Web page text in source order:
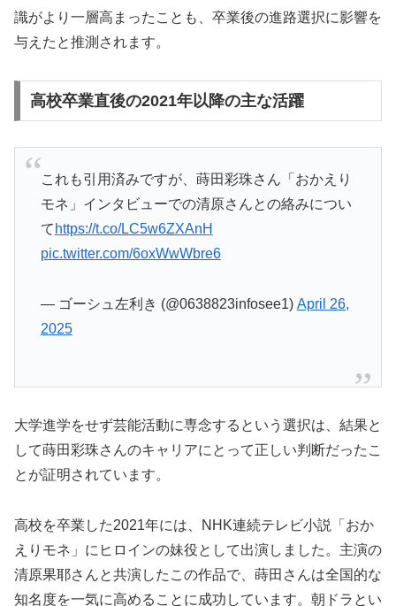
識がより一層高まったことも、卒業後の進路選択に影響を
与えたと推測されます。
高校卒業直後の2021年以降の主な活躍
これも引用済みですが、蒔田彩珠さん「おかえり
モネ」インタビューでの清原さんとの絡みについ
て https://t.co/LC5w6ZXAnH
pic.twitter.com/6oxWwWbre6
— ゴーシュ左利き (@0638823infosee1) April 26,
2025
大学進学をせず芸能活動に専念するという選択は、結果と
して蒔田彩珠さんのキャリアにとって正しい判断だったこ
とが証明されています。
高校を卒業した2021年には、NHK連続テレビ小説「おか
えりモネ」にヒロインの妹役として出演しました。主演の
清原果耶さんと共演したこの作品で、蒔田さんは全国的な
知名度を一気に高めることに成功しています。朝ドラとい